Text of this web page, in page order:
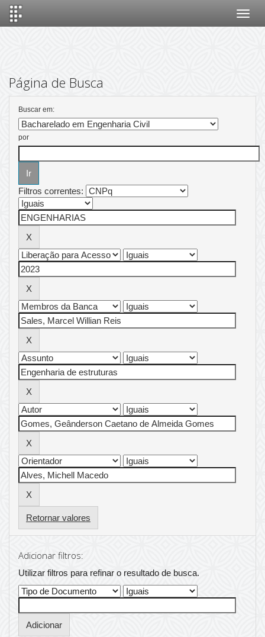
Página de Busca
Buscar em:
por
Filtros correntes:
Retornar valores
Adicionar filtros:
Utilizar filtros para refinar o resultado de busca.